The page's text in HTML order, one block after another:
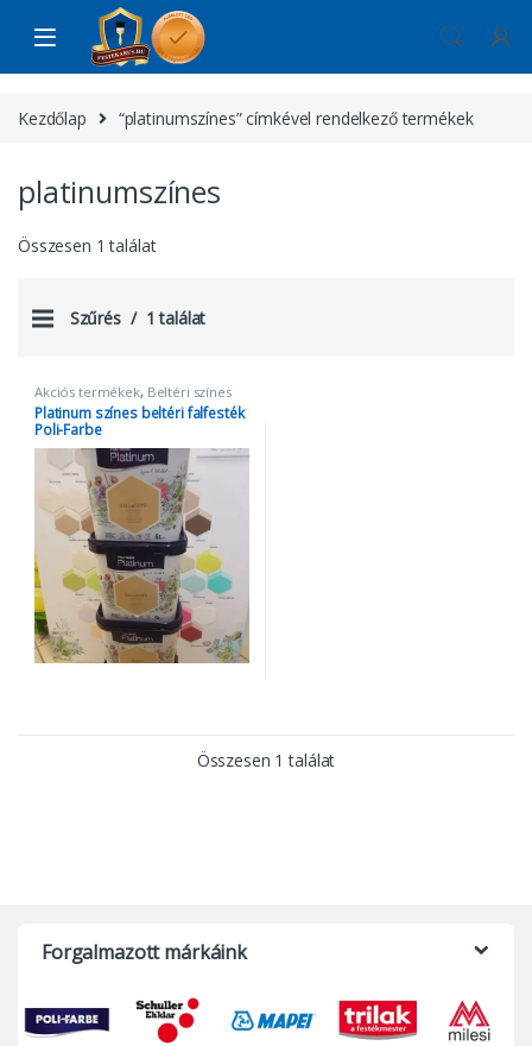
Skip to navigation
Skip to content
Kezdőlap “platinumszínes” címkével rendelkező termékek
platinumszínes
Összesen 1 találat
Szűrés 1 találat
Akciós termékek, Beltéri színes
falfestékek ,Fal- és
homlokzatfesték ,platinum,
platinumszínes
Platinum színes beltéri falfesték
Poli-Farbe
Összesen 1 találat
Forgalmazott márkáink